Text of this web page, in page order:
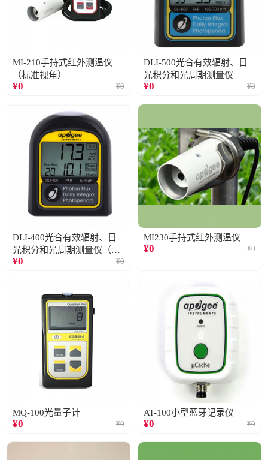
MI-210手持式红外测温仪
（标准视角）
¥0 ¥0
DLI-500光合有效辐射、日
光积分和光周期测量仪
¥0 ¥0
DLI-400光合有效辐射、日
光积分和光周期测量仪（仅
阳光）
¥0 ¥0
MI230手持式红外测温仪
¥0 ¥0
MQ-100光量子计
¥0 ¥0
AT-100小型蓝牙记录仪
¥0 ¥0